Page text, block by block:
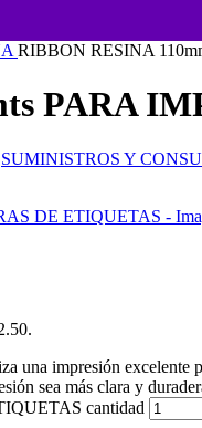
RIBBON RESINA
PARA
SUMINISTROS Y
una impresión
sea más clara y
cantidad